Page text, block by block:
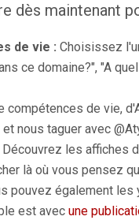
dès maintenant
de vie : Choisissez
ce domaine?", "A
compétences de vie,
nous taguer avec
Découvrez les affiches
là où vous pensez
pouvez également les
est avec une